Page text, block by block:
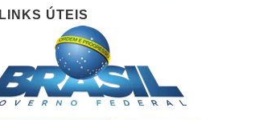
LINKS ÚTEIS